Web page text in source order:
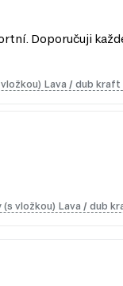
najít
čistými liniemi a
Doporučuji
Lava / dub kraft
vložkou) Lava / dub